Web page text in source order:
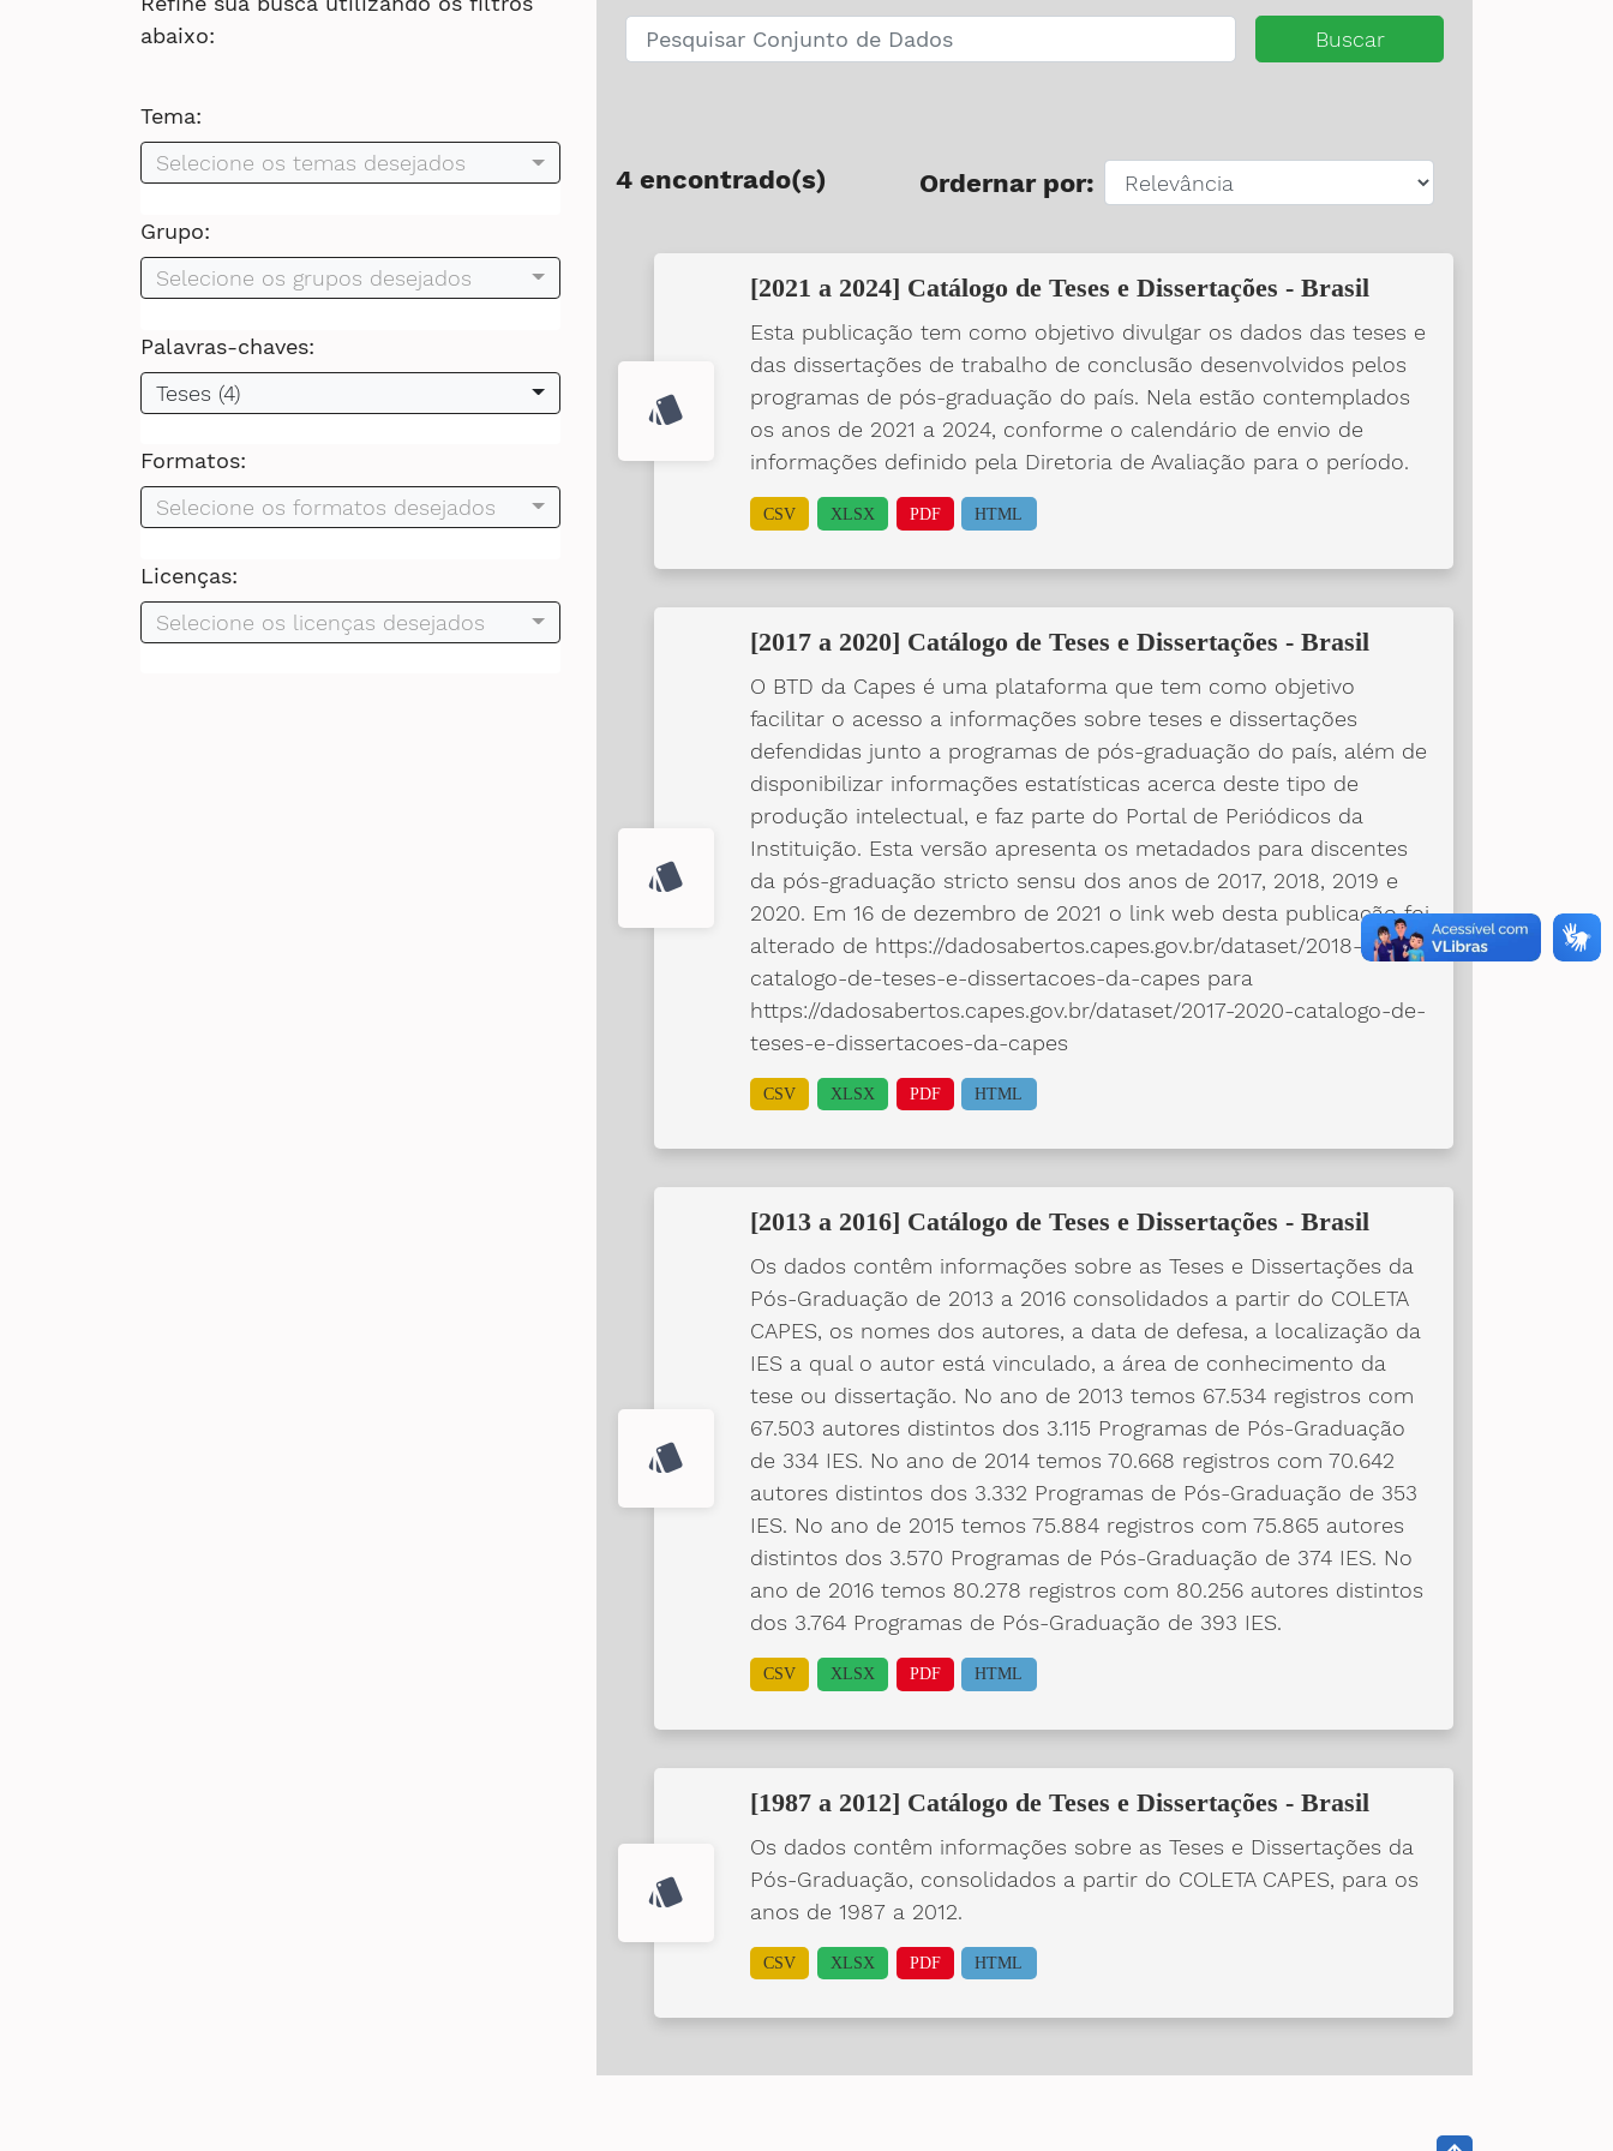
abaixo:
Tema:
Selecione os temas desejados
Grupo:
Selecione os grupos desejados
Palavras-chaves:
Teses (4)
Formatos:
Selecione os formatos desejados
Licenças:
Selecione os licenças desejados
Buscar
4 encontrado(s) Ordernar por:
style
[2021 a 2024] Catálogo de Teses e Dissertações - Brasil
Esta publicação tem como objetivo divulgar os dados das teses e
das dissertações de trabalho de conclusão desenvolvidos pelos
programas de pós-graduação do país. Nela estão contemplados
os anos de 2021 a 2024, conforme o calendário de envio de
informações definido pela Diretoria de Avaliação para o período.
CSV XLSX PDF HTML
style
[2017 a 2020] Catálogo de Teses e Dissertações - Brasil
O BTD da Capes é uma plataforma que tem como objetivo
facilitar o acesso a informações sobre teses e dissertações
defendidas junto a programas de pós-graduação do país, além de
disponibilizar informações estatísticas acerca deste tipo de
produção intelectual, e faz parte do Portal de Periódicos da
Instituição. Esta versão apresenta os metadados para discentes
da pós-graduação stricto sensu dos anos de 2017, 2018, 2019 e
2020. Em 16 de dezembro de 2021 o link web desta publicação foi
alterado de https://dadosabertos.capes.gov.br/dataset/2018-
catalogo-de-teses-e-dissertacoes-da-capes para
https://dadosabertos.capes.gov.br/dataset/2017-2020-catalogo-de-
teses-e-dissertacoes-da-capes
CSV XLSX PDF HTML
style
[2013 a 2016] Catálogo de Teses e Dissertações - Brasil
Os dados contêm informações sobre as Teses e Dissertações da
Pós-Graduação de 2013 a 2016 consolidados a partir do COLETA
CAPES, os nomes dos autores, a data de defesa, a localização da
IES a qual o autor está vinculado, a área de conhecimento da
tese ou dissertação. No ano de 2013 temos 67.534 registros com
67.503 autores distintos dos 3.115 Programas de Pós-Graduação
de 334 IES. No ano de 2014 temos 70.668 registros com 70.642
autores distintos dos 3.332 Programas de Pós-Graduação de 353
IES. No ano de 2015 temos 75.884 registros com 75.865 autores
distintos dos 3.570 Programas de Pós-Graduação de 374 IES. No
ano de 2016 temos 80.278 registros com 80.256 autores distintos
dos 3.764 Programas de Pós-Graduação de 393 IES.
CSV XLSX PDF HTML
style
[1987 a 2012] Catálogo de Teses e Dissertações - Brasil
Os dados contêm informações sobre as Teses e Dissertações da
Pós-Graduação, consolidados a partir do COLETA CAPES, para os
anos de 1987 a 2012.
CSV XLSX PDF HTML